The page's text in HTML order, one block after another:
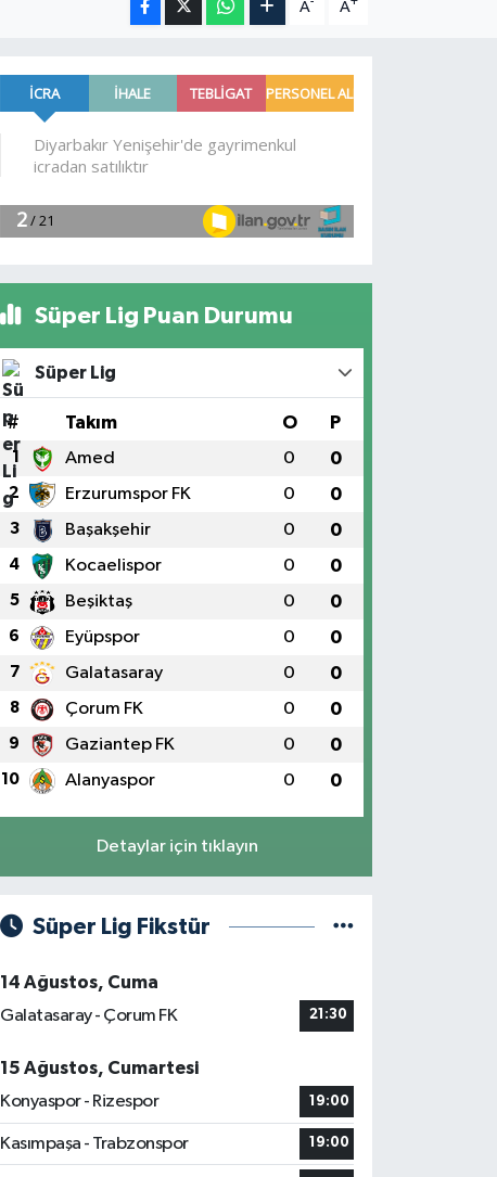
A A
Süper Lig Puan Durumu
Süper Lig
# Takım O P
1 Amed 0 0
2 Erzurumspor FK 0 0
3 Başakşehir 0 0
4 Kocaelispor 0 0
5 Beşiktaş 0 0
6 Eyüpspor 0 0
7 Galatasaray 0 0
8 Çorum FK 0 0
9 Gaziantep FK 0 0
10 Alanyaspor 0 0
Detaylar için tıklayın
Süper Lig Fikstür
14 Ağustos, Cuma
Galatasaray - Çorum FK
21:30
15 Ağustos, Cumartesi
Konyaspor - Rizespor
19:00
Kasımpaşa - Trabzonspor 19:00